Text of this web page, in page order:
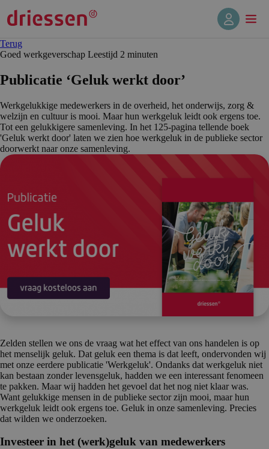
Terug
Goed werkgeverschap Leestijd 2 minuten
Publicatie ‘Geluk werkt door’
Werkgelukkige medewerkers in de overheid, het onderwijs, zorg &
welzijn en cultuur is mooi. Maar hun werkgeluk leidt ook ergens toe.
Tot een gelukkigere samenleving. In het 125-pagina tellende boek
'Geluk werkt door' laten we zien hoe werkgeluk in de publieke sector
doorwerkt naar onze samenleving.
Zelden stellen we ons de vraag wat het effect van ons handelen is op
het menselijk geluk. Dat geluk een thema is dat leeft, ondervonden wij
met onze eerdere publicatie 'Werkgeluk'. Ondanks dat werkgeluk niet
kan bestaan zonder levensgeluk, hadden we een interessant fenomeen
te pakken. Maar wij hadden het gevoel dat het nog niet klaar was.
Want gelukkige mensen in de publieke sector zijn mooi, maar hun
werkgeluk leidt ook ergens toe. Geluk in onze samenleving. Precies
dat wilden we onderzoeken.
Investeer in het (werk)geluk van medewerkers